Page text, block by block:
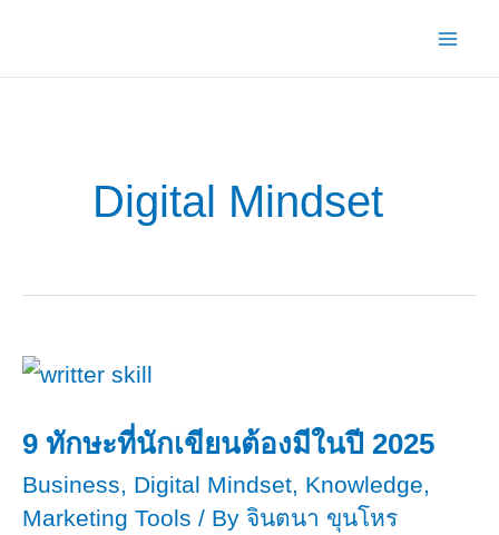
Digital Mindset
9 ทักษะที่นักเขียนต้องมีในปี 2025
Business, Digital Mindset, Knowledge,
Marketing Tools / By จินตนา ขุนโหร